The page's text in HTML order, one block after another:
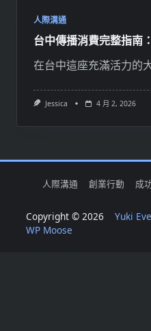
人際溝通
台中傳播消費完整指南
在台中這座充滿活力的
Jessica 4 月 2, 2026
人際溝通 創業行動 成
Copyright © 2026 Yuki
WP Moose